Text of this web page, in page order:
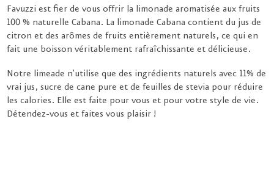
Favuzzi est fier de vous offrir la limonade aromatisée aux fruits
100 % naturelle Cabana. La limonade Cabana contient du jus de
citron et des arômes de fruits entièrement naturels, ce qui en
fait une boisson véritablement rafraîchissante et délicieuse.
Notre limeade n'utilise que des ingrédients naturels avec 11% de
vrai jus, sucre de cane pure et de feuilles de stevia pour réduire
les calories. Elle est faite pour vous et pour votre style de vie.
Détendez-vous et faites vous plaisir !